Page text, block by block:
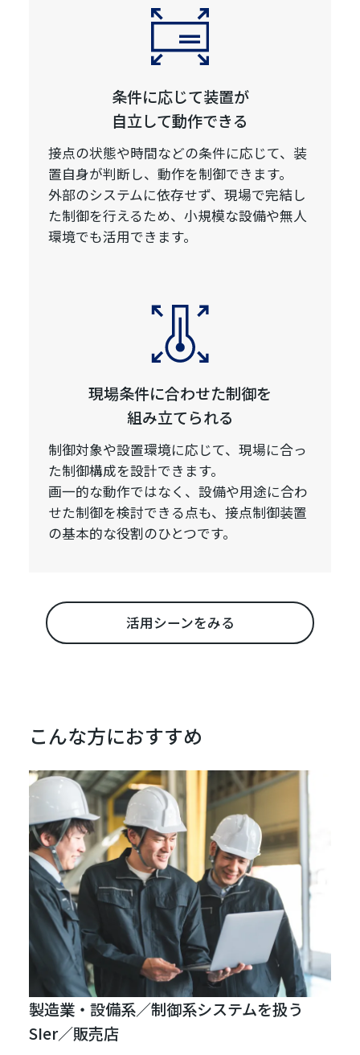
条件に応じて装置が
自立して動作できる
接点の状態や時間などの条件に応じて、装
置自身が判断し、動作を制御できます。
外部のシステムに依存せず、現場で完結し
た制御を行えるため、小規模な設備や無人
環境でも活用できます。
現場条件に合わせた制御を
組み立てられる
制御対象や設置環境に応じて、現場に合っ
た制御構成を設計できます。
画一的な動作ではなく、設備や用途に合わ
せた制御を検討できる点も、接点制御装置
の基本的な役割のひとつです。
活用シーンをみる
こんな方におすすめ
製造業・設備系／制御系システムを扱う
SIer／販売店